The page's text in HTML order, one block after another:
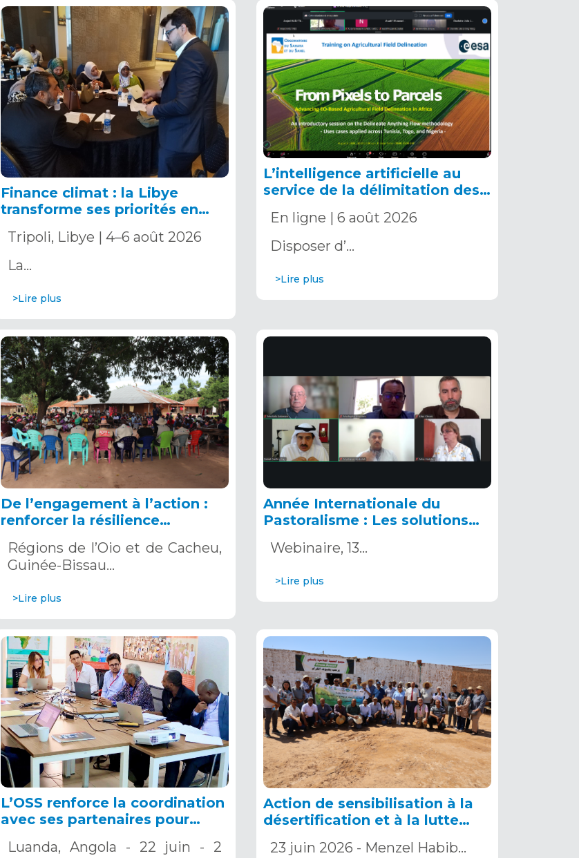
Finance climat : la Libye
transforme ses priorités en
Tripoli, Libye | 4–6 août 2026
La…
>Lire plus
L’intelligence artificielle au
service de la délimitation des
En ligne | 6 août 2026
Disposer d’…
>Lire plus
De l’engagement à l’action :
renforcer la résilience
Régions de l’Oio et de Cacheu,
Guinée-Bissau…
>Lire plus
Année Internationale du
Pastoralisme : Les solutions
alternative à la résilience des
Sahel
Webinaire, 13…
>Lire plus
L’OSS renforce la coordination
avec ses partenaires pour
projets ADSWAC et CREW
Luanda, Angola - 22 juin - 2
Action de sensibilisation à la
désertification et à la lutte
23 juin 2026 - Menzel Habib…